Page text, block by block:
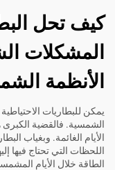
كيف تحل
المشكلات
الأنظمة
يمكن للبطاريات
الشمسية. فالقضية
الأيام الغائمة. وبغياب
الطاقة خلال الأيام